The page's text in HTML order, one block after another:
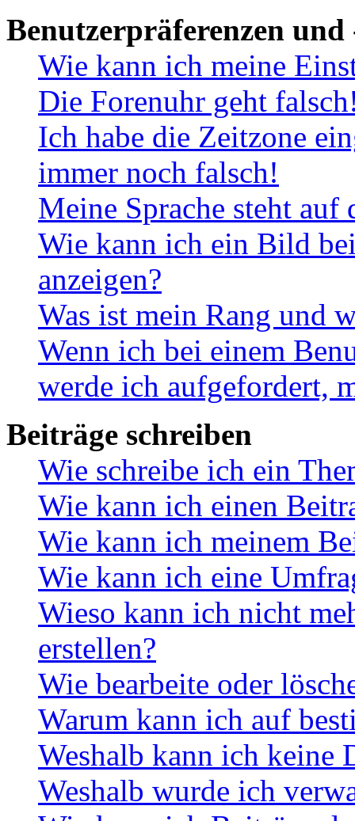
Benutzerpräferenzen und
Wie kann ich meine
Die Forenuhr geht
Ich habe die Zeitzone
immer noch falsch!
Meine Sprache steht
Wie kann ich ein Bild
anzeigen?
Was ist mein Rang und
Wenn ich bei einem
werde ich aufgefordert,
Beiträge schreiben
Wie schreibe ich ein
Wie kann ich einen
Wie kann ich meinem
Wie kann ich eine
Wieso kann ich nicht
erstellen?
Wie bearbeite oder
Warum kann ich auf
Weshalb kann ich keine
Weshalb wurde ich